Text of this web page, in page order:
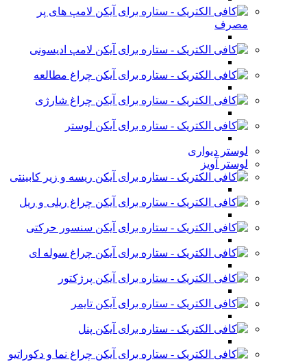
لامپ های پر
مصرف
لامپ ادیسونی
چراغ مطالعه
چراغ شارژی
لوستر
لوستر دیواری
لوستر آویز
ریسه و زیر کابینتی
چراغ ریلی و ریل
سنسور حرکتی
چراغ سوله ای
پرژکتور
تایمر
پنل
چراغ نما و دکوراتیو